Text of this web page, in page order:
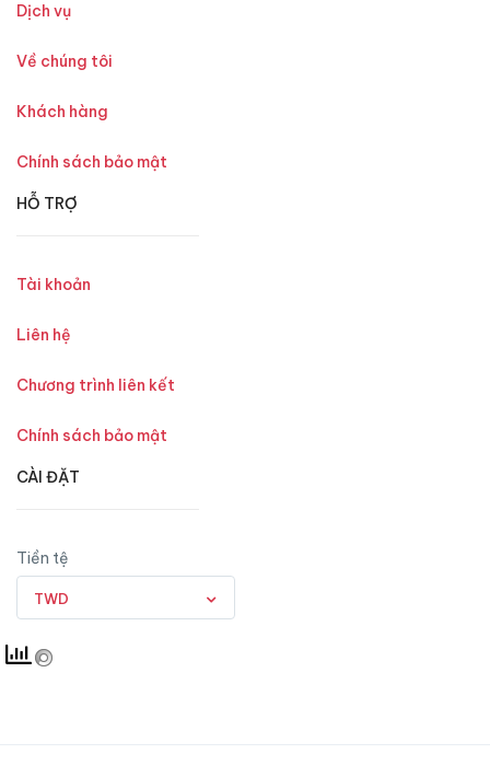
Dịch vụ
Về chúng tôi
Khách hàng
Chính sách bảo mật
HỖ TRỢ
Tài khoản
Liên hệ
Chương trình liên kết
Chính sách bảo mật
CÀI ĐẶT
Tiền tệ
TWD